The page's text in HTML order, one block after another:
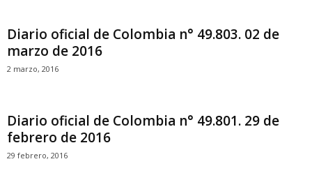
Diario oficial de Colombia n° 49.803. 02 de
marzo de 2016
2 marzo, 2016
Diario oficial de Colombia n° 49.801. 29 de
febrero de 2016
29 febrero, 2016